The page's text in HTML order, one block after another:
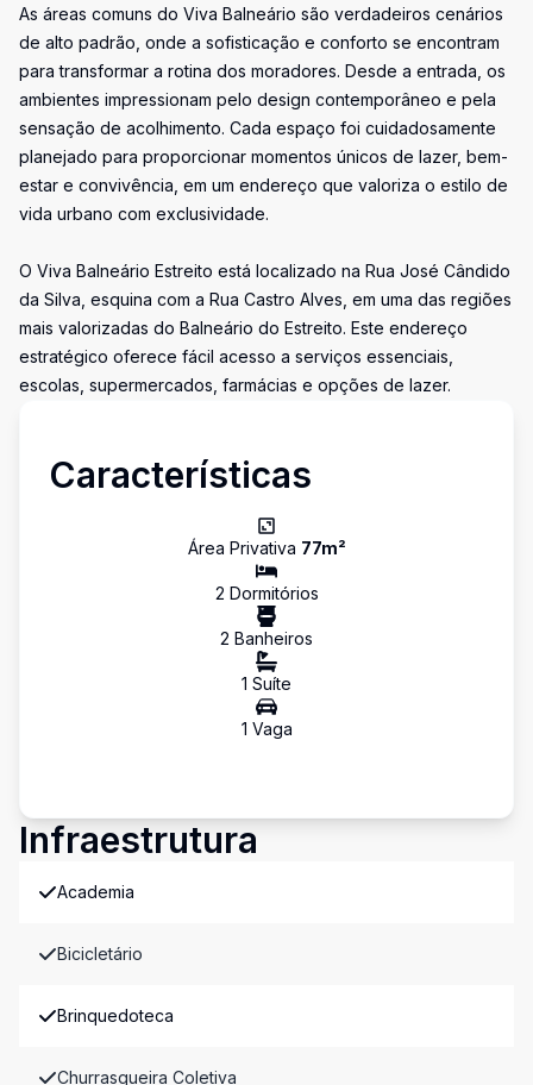
As áreas comuns do Viva Balneário são verdadeiros cenários
de alto padrão, onde a sofisticação e conforto se encontram
para transformar a rotina dos moradores. Desde a entrada, os
ambientes impressionam pelo design contemporâneo e pela
sensação de acolhimento. Cada espaço foi cuidadosamente
planejado para proporcionar momentos únicos de lazer, bem-
estar e convivência, em um endereço que valoriza o estilo de
vida urbano com exclusividade.
O Viva Balneário Estreito está localizado na Rua José Cândido
da Silva, esquina com a Rua Castro Alves, em uma das regiões
mais valorizadas do Balneário do Estreito. Este endereço
estratégico oferece fácil acesso a serviços essenciais,
escolas, supermercados, farmácias e opções de lazer.
Características
Área Privativa 77m²
2 Dormitórios
2 Banheiros
1 Suíte
1 Vaga
Infraestrutura
Academia
Bicicletário
Brinquedoteca
Churrasqueira Coletiva